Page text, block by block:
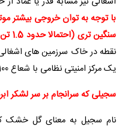
با توجه به توان خروجی بیشتر
سنگین تری (احتمالا حدود 1.5 تن) استفاده می کند
نقطه در خاک سرزمین های اشغالی
یک مرکز امنیتی نظامی با شعاع 100 متر خواهد بود.
سجیلی که سرانجام بر سر لشکر
نام سجیل به معنای گل خشک